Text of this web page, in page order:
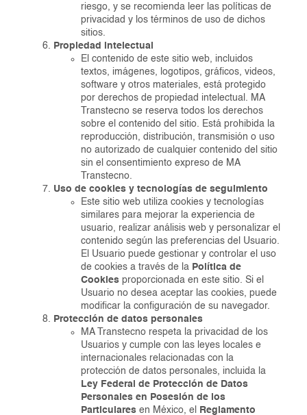
riesgo, y se recomienda leer las políticas de
privacidad y los términos de uso de dichos
sitios.
Propiedad intelectual
El contenido de este sitio web, incluidos
textos, imágenes, logotipos, gráficos, videos,
software y otros materiales, está protegido
por derechos de propiedad intelectual. MA
Transtecno se reserva todos los derechos
sobre el contenido del sitio. Está prohibida la
reproducción, distribución, transmisión o uso
no autorizado de cualquier contenido del sitio
sin el consentimiento expreso de MA
Transtecno.
Uso de cookies y tecnologías de seguimiento
Este sitio web utiliza cookies y tecnologías
similares para mejorar la experiencia de
usuario, realizar análisis web y personalizar el
contenido según las preferencias del Usuario.
El Usuario puede gestionar y controlar el uso
de cookies a través de la Política de
Cookies proporcionada en este sitio. Si el
Usuario no desea aceptar las cookies, puede
modificar la configuración de su navegador.
Protección de datos personales
MA Transtecno respeta la privacidad de los
Usuarios y cumple con las leyes locales e
internacionales relacionadas con la
protección de datos personales, incluida la
Ley Federal de Protección de Datos
Personales en Posesión de los
Particulares en México, el
Reglamento